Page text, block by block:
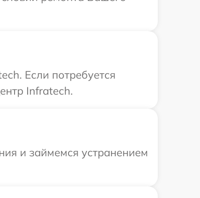
Если потребуется
Infratech.
и займемся устранением